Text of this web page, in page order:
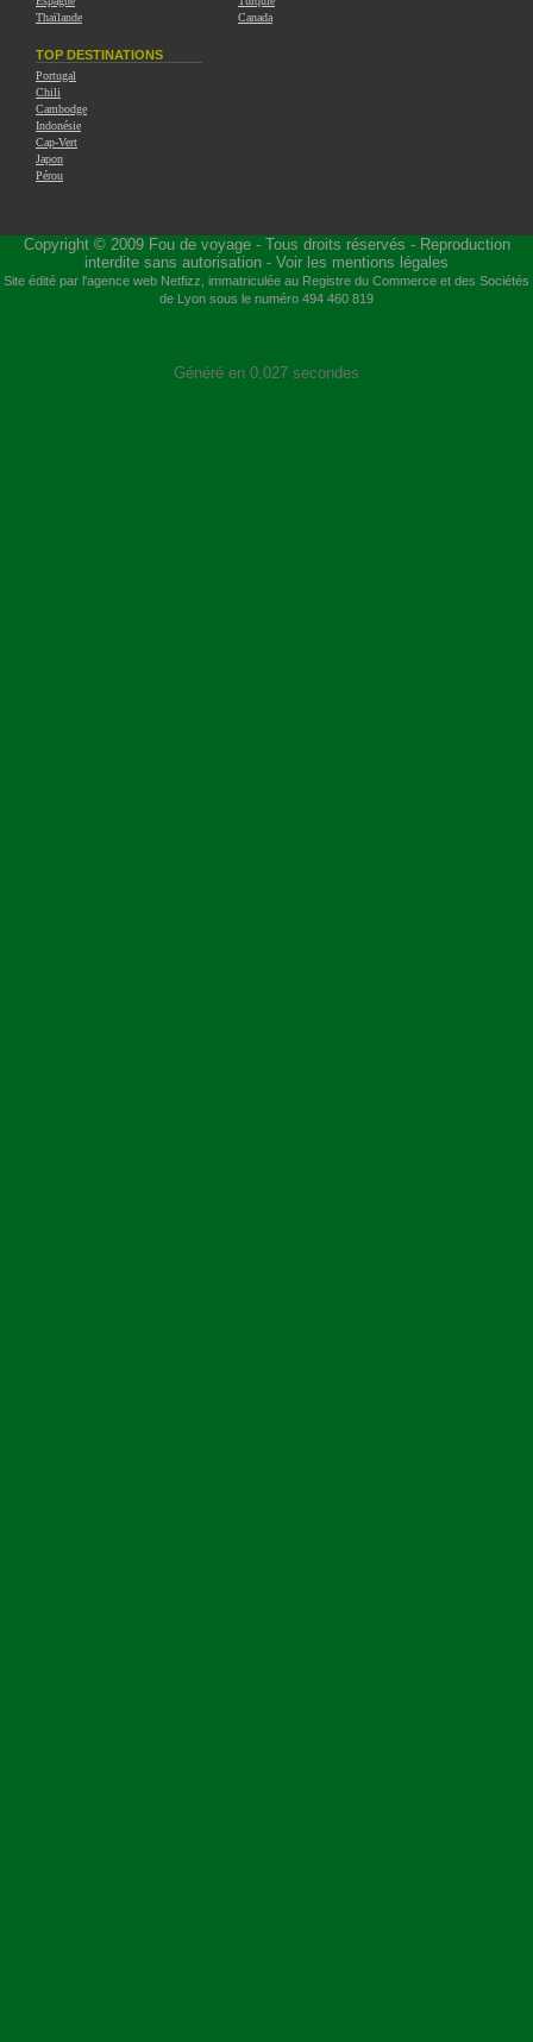
Thaïlande
Canada
TOP DESTINATIONS
Portugal
Chili
Cambodge
Indonésie
Cap-Vert
Japon
Pérou
Copyright © 2009 Fou de voyage- Tous droits réservés - Reproduction
interdite sans autorisation - Voir les mentions légales
Site édité par l'agence web Netfizz , immatriculée au Registre du Commerce et des Sociétés
de Lyon sous le numéro 494 460 819
Généré en 0,027 secondes